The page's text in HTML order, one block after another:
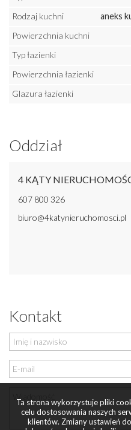
Rodzaj kuchni
aneks
Powierzchnia kuchni
Typ łazienki
Powierzchnia łazienki
Glazura łazienki
Oddział
4 KĄTY
607 800 326
biuro@4katynieruchomosci.pl
Kontakt
Ta strona wykorzystuje pliki
celu dostosowania naszych
klientów. Zmiany ustawień